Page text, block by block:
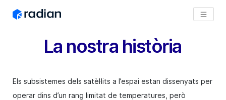
La nostra història
Els subsistemes dels satèl·lits a l’espai estan dissenyats per
operar dins d’un rang limitat de temperatures, però